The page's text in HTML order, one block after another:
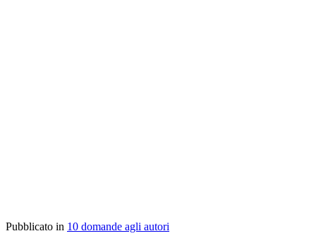
Pubblicato in 10 domande agli autori